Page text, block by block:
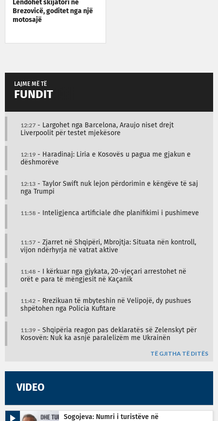
Lëndohet skijatori në
Brezovicë, goditet nga një
motosajë
LAJME MË TË
FUNDIT
12:27 - Largohet nga Barcelona, Araujo niset drejt
Liverpoolit për testet mjekësore
12:19 - Haradinaj: Liria e Kosovës u pagua me gjakun e
dëshmorëve
12:13 - Taylor Swift nuk lejon përdorimin e këngëve të saj
nga Trumpi
11:58 - Inteligjenca artificiale dhe planifikimi i pushimeve
11:57 - Zjarret në Shqipëri, Mbrojtja: Situata nën kontroll,
vijon ndërhyrja në vatrat aktive
11:48 - I kërkuar nga gjykata, 20-vjeçari arrestohet në
orët e para të mëngjesit në Kaçanik
11:42 - Rrezikuan të mbyteshin në Velipojë, dy pushues
shpëtohen nga Policia Kufitare
11:39 - Shqipëria reagon pas deklaratës së Zelenskyt për
Kosovën: Nuk ka asnjë paralelizëm me Ukrainën
TË GJITHA TË DITËS
VIDEO
Sogojeva: Numri i turistëve në